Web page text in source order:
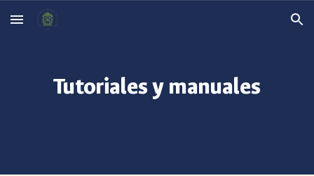
Skip to main content Skip to navigation
Tutoriales y manuales